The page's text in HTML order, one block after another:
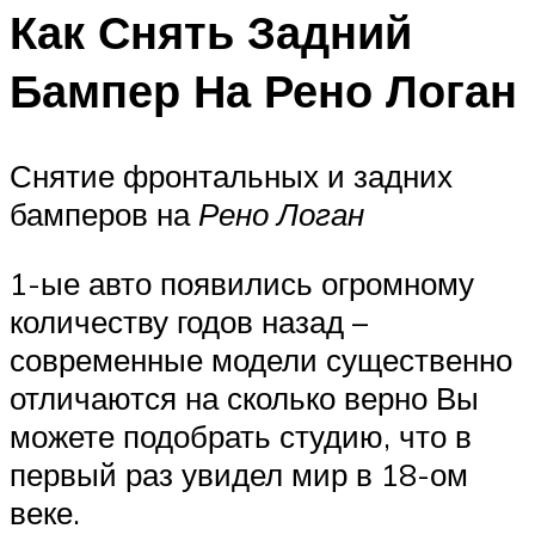
Как Снять Задний
Бампер На Рено Логан
Снятие фронтальных и задних
бамперов на Рено Логан
1-ые авто появились огромному
количеству годов назад –
современные модели существенно
отличаются на сколько верно Вы
можете подобрать студию, что в
первый раз увидел мир в 18-ом
веке.